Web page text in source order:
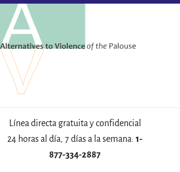
Línea directa gratuita y confidencial
24 horas al día, 7 días a la semana:1-
877-334-2887